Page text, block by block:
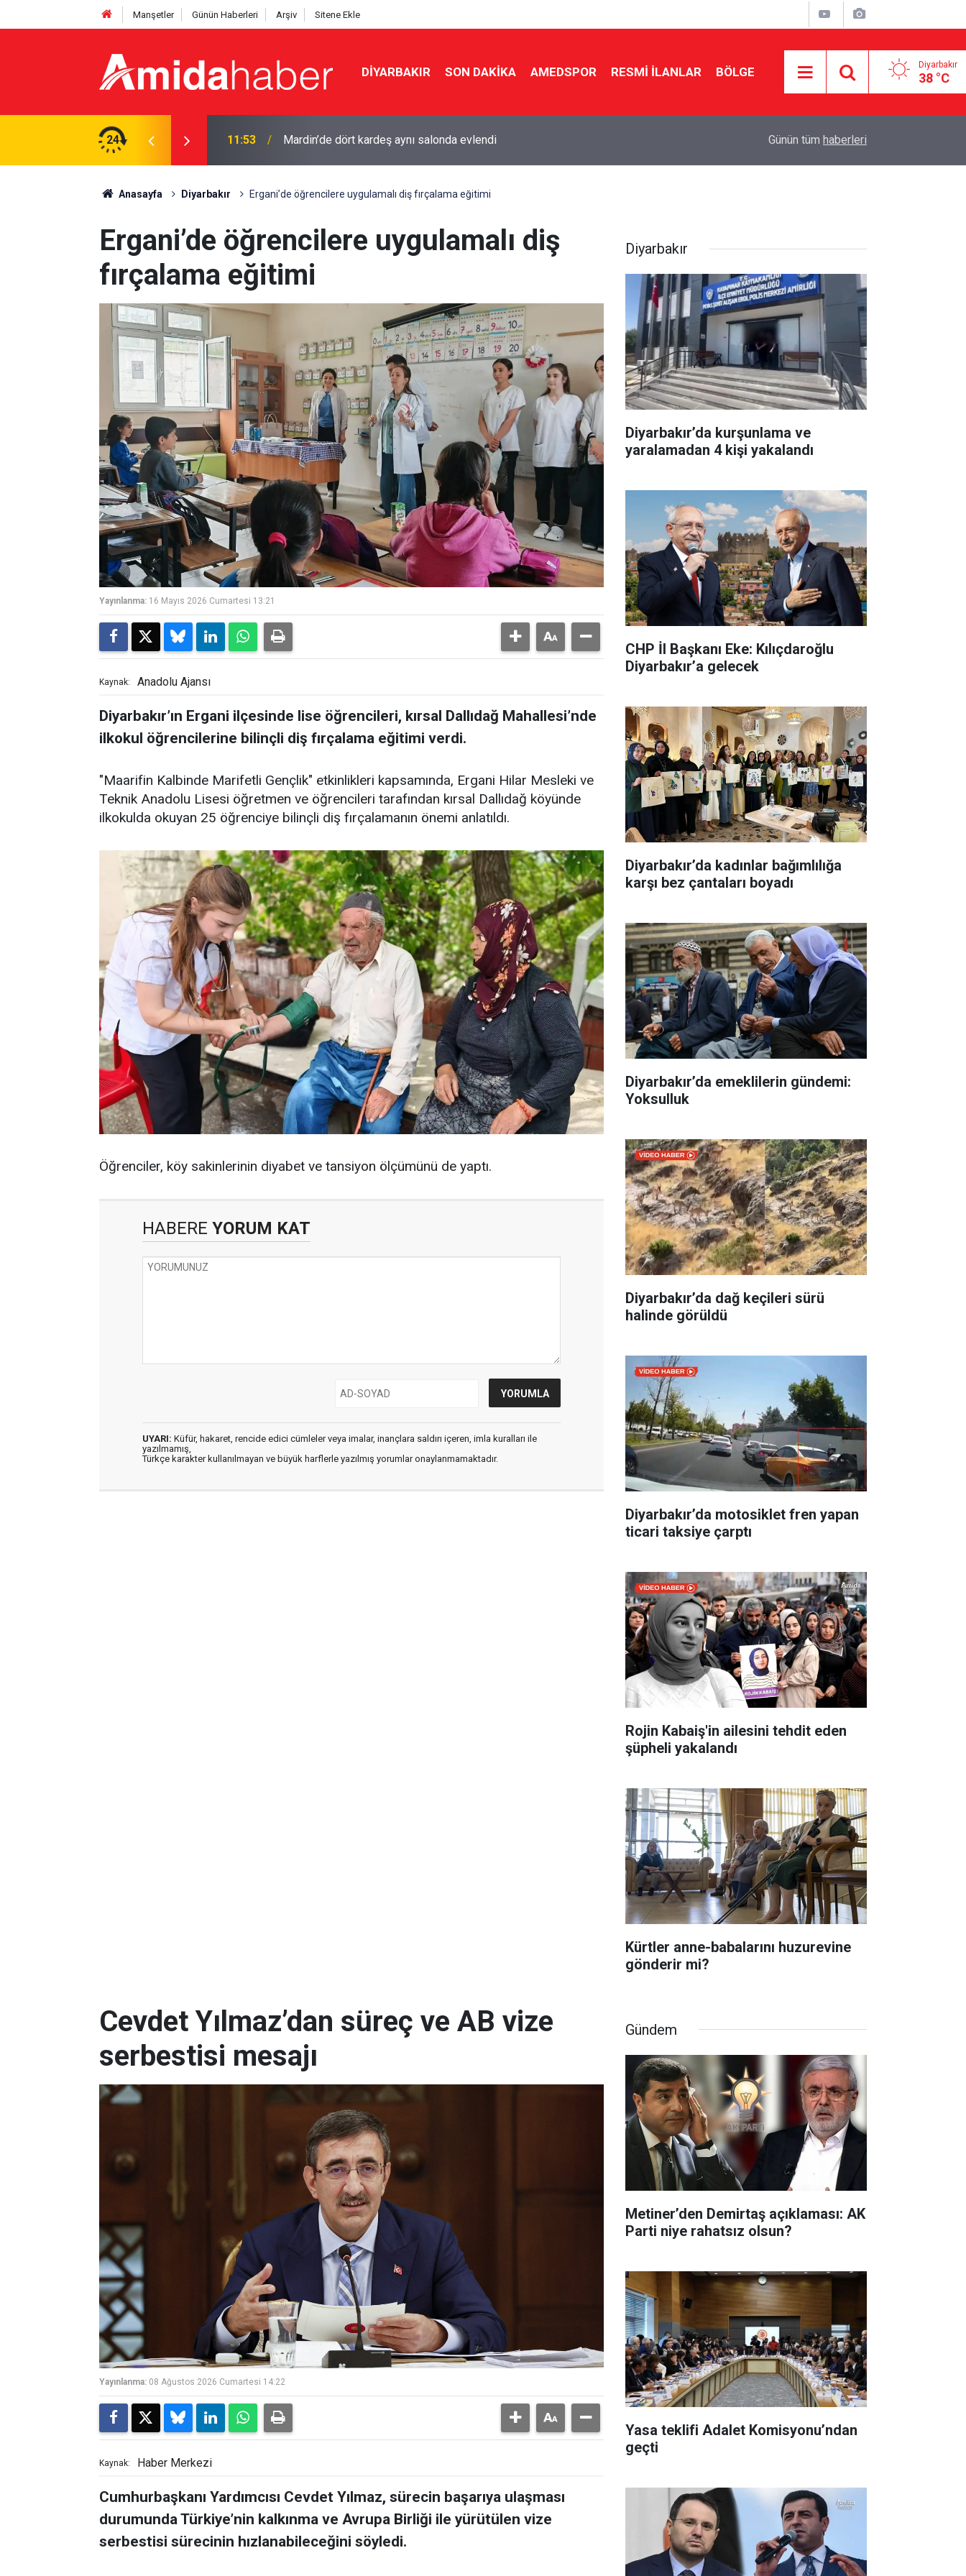
Manşetler Günün Haberleri Arşiv Sitene Ekle
DIYARBAKIR SON DAKIKA AMEDSPOR RESMI İLANLAR BÖLGE Diyarbakır
38 °C
24 11:47 Diyarbakır’da kadınlar bağımlılığa karşı bez çantaları boyadı Diyarbakır’da emeklilerin gündemi: Yoksulluk
Günün tüm haberleri
Anasayfa Diyarbakır Ergani’de öğrencilere uygulamalı diş fırçalama eğitimi
Ergani’de öğrencilere uygulamalı diş
fırçalama eğitimi
Yayınlanma: 16 Mayıs 2026 Cumartesi 13:21
Kaynak: Anadolu Ajansı
Diyarbakır’ın Ergani ilçesinde lise öğrencileri, kırsal Dallıdağ Mahallesi’nde
ilkokul öğrencilerine bilinçli diş fırçalama eğitimi verdi.
"Maarifin Kalbinde Marifetli Gençlik" etkinlikleri kapsamında, Ergani Hilar Mesleki ve
Teknik Anadolu Lisesi öğretmen ve öğrencileri tarafından kırsal Dallıdağ köyünde
ilkokulda okuyan 25 öğrenciye bilinçli diş fırçalamanın önemi anlatıldı.
Öğrenciler, köy sakinlerinin diyabet ve tansiyon ölçümünü de yaptı.
HABERE YORUM KAT
UYARI: Küfür, hakaret, rencide edici cümleler veya imalar, inançlara saldırı içeren, imla kuralları ile
yazılmamış,
Türkçe karakter kullanılmayan ve büyük harflerle yazılmış yorumlar onaylanmamaktadır.
Diyarbakır
Diyarbakır’da kurşunlama ve
yaralamadan 4 kişi yakalandı
CHP İl Başkanı Eke: Kılıçdaroğlu
Diyarbakır’a gelecek
Diyarbakır’da kadınlar bağımlılığa
karşı bez çantaları boyadı
Diyarbakır’da emeklilerin gündemi:
Yoksulluk
Diyarbakır’da dağ keçileri sürü
halinde görüldü
Diyarbakır’da motosiklet fren yapan
ticari taksiye çarptı
Rojin Kabaiş'in ailesini tehdit eden
şüpheli yakalandı
Kürtler anne-babalarını huzurevine
gönderir mi?
Cevdet Yılmaz’dan süreç ve AB vize
serbestisi mesajı
Yayınlanma: 08 Ağustos 2026 Cumartesi 14:22
Kaynak: Haber Merkezi
Cumhurbaşkanı Yardımcısı Cevdet Yılmaz, sürecin başarıya ulaşması
durumunda Türkiye’nin kalkınma ve Avrupa Birliği ile yürütülen vize
serbestisi sürecinin hızlanabileceğini söyledi.
Gündem
Metiner’den Demirtaş açıklaması: AK
Parti niye rahatsız olsun?
Yasa teklifi Adalet Komisyonu’ndan
geçti